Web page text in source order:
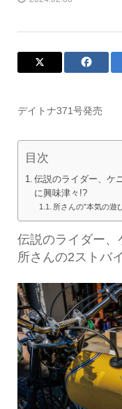
デイトナ371号発売
目次
伝説のライダー、ケ
に興味津々!?
所さんの”本気の遊
伝説のライダー
所さんの2ストバ